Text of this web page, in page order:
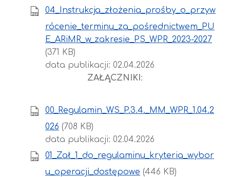
04_Instrukcja_złożenia_prośby_o_przyw
rócenie_terminu_za_pośrednictwem_PU
E_ARiMR_w_zakresie_PS_WPR_2023-2027
(371 KB)
data publikacji: 02.04.2026
ZAŁĄCZNIKI:
00_Regulamin_WS_P.3.4._MM_WPR_1.04.2
026 (708 KB)
data publikacji: 02.04.2026
01_Zał_1_do_regulaminu_kryteria_wybor
u_operacji_dostępowe (446 KB)